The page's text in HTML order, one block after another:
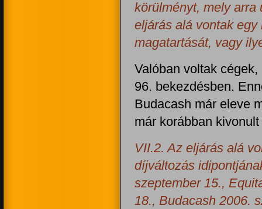
körülményt, mely arra
eljárás alá vontak
magatartását, vagy
Valóban voltak
96. bekezdésben.
Budacash már eleve
már korábban
VII.2. Az eljárás alá
díjváltozás
szeptember 15.,
18., Budacash 2006.